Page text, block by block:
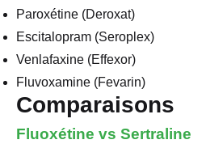
Paroxétine (Deroxat)
Escitalopram (Seroplex)
Venlafaxine (Effexor)
Fluvoxamine (Fevarin)
Comparaisons
Fluoxétine vs Sertraline